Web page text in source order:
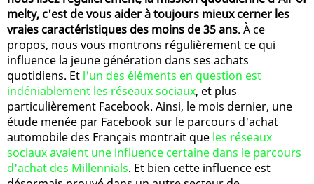
melty, c'est de vous aider à toujours mieux cerner les
vraies caractéristiques des moins de 35 ans. À ce
propos, nous vous montrons régulièrement ce qui
influence la jeune génération dans ses achats
quotidiens. Et l'un des éléments en question est
indéniablement les réseaux sociaux, et plus
particulièrement Facebook. Ainsi, le mois dernier, une
étude menée par Facebook sur le parcours d'achat
automobile des Français montrait que les réseaux
sociaux avaient une influence certaine dans le parcours
d'achat des Millennials. Et bien cette influence est